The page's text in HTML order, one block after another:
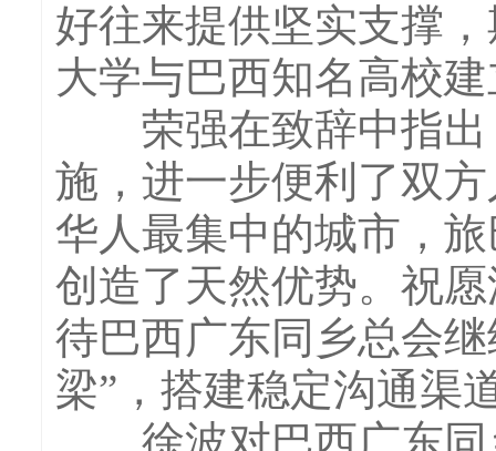
好往来提供坚实支撑
大学与巴西知名高校
荣强在致辞中指出
施，进一步便利了双
华人最集中的城市，
创造了天然优势。祝
待巴西广东同乡总会
梁”，搭建稳定沟通渠